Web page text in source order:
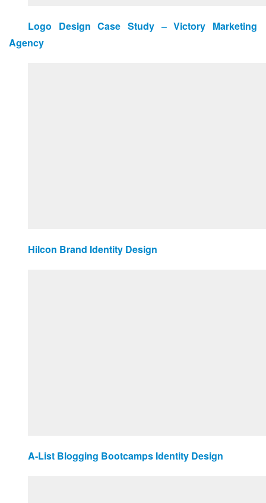
Logo Design Case Study – Victory Marketing
Agency
Hilcon Brand Identity Design
A-List Blogging Bootcamps Identity Design